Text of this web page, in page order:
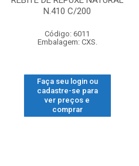
N.410 C/200
Código: 6011
Embalagem: CXS.
Faça seu login ou
cadastre-se para
ver preços e
comprar